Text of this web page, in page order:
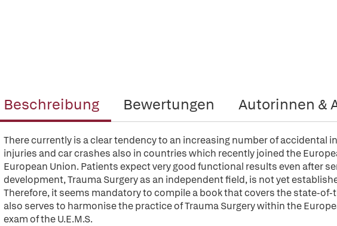
Beschreibung Bewertungen Autorinnen &
There currently is a clear tendency to an increasing number of accidental
injuries and car crashes also in countries which recently joined the
European Union. Patients expect very good functional results even after
development, Trauma Surgery as an independent field, is not yet
Therefore, it seems mandatory to compile a book that covers the state-of-
also serves to harmonise the practice of Trauma Surgery within the
exam of the U.E.M.S.